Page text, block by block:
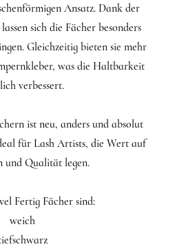
Ansatz. Dank der
sich die Fächer besonders
Gleichzeitig bieten sie mehr
was die Haltbarkeit
verbessert.
ist neu, anders und absolut
für Lash Artists, die Wert auf
und Qualität legen.
Fertig Fächer sind:
weich